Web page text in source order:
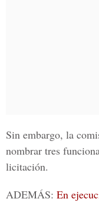
Sin embargo, la
nombrar tres
licitación.
ADEMÁS: En